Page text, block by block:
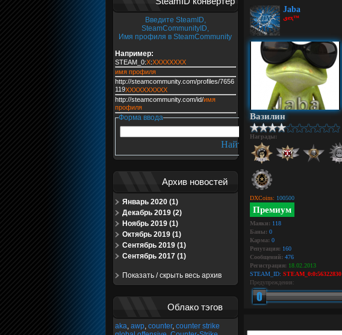
Введите SteamID,
SteamCommunityID,
Имя профиля в SteamCommunity
Например:
STEAM_0:X:XXXXXXXX
имя профиля
http://steamcommunity.com/profiles/7656
119XXXXXXXXXX
http://steamcommunity.com/id/имя
профиля
Форма ввода
Архив новостей
Январь 2020 (1)
Декабрь 2019 (2)
Ноябрь 2019 (1)
Октябрь 2019 (1)
Сентябрь 2019 (1)
Сентябрь 2017 (1)
Показать / скрыть весь архив
Облако тэгов
aka, awp, counter, counter strike
Jaba
ﻯeҳ™
Вазилин
Награды:
DXCoins: 100500
Премиум
Маяки: 118
Баны: 0
Карма: 0
Репутация: 160
Сообщений: 476
Регистрация: 18.02.2013
STEAM_ID: STEAM_0:0:56322830
Предупреждения: